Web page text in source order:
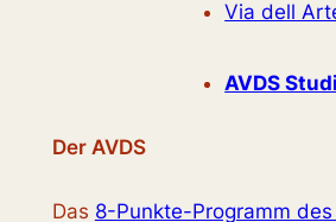
Via dell
AVDS
Der AVDS
Das 8-Punkte-Programm des